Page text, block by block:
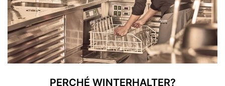
PERCHÉ WINTERHALTER?